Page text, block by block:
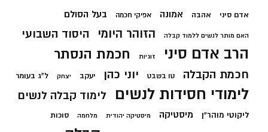
אדם סיני אהבה אמונה אפיקי חכמה בעל הסולם
האם מותר לנשים ללמוד קבלה הזוהר היומי היסוד השבועי
הרב אדם סיני זוגיות חכמת הנסתר
חכמת הקבלה טו בשבט יוני כהן יעקב יצחק ל"ג בעומר
לימודי חסידות לנשים לימוד קבלה לנשים
ליקוטי מוהר"ן מיסטיקה מיסטיקה יהודית מלחמה סוכות